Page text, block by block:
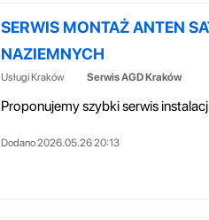
SERWIS MONTAŻ ANTEN
NAZIEMNYCH
Usługi Kraków Serwis AGD Kraków
Dodano 2026.05.26 20:13